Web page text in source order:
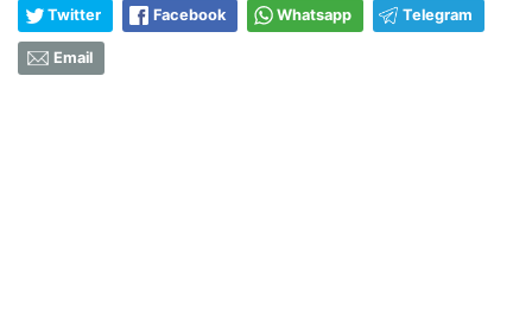
Twitter Facebook Whatsapp Telegram
Email